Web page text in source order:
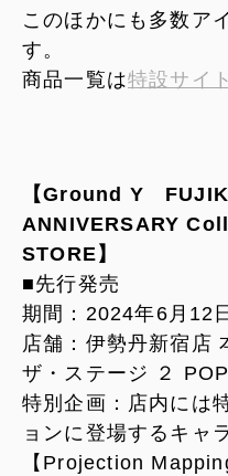
このほかにも多数ア
す。
商品一覧は特設サイト
【Ground Y
ANNIVERSARY
STORE】
■先行発売
期間：2024年6月12
店舗：伊勢丹新宿店
ザ・ステージ ２
特別企画：店内には
ョンに登場するキャ
【Projection